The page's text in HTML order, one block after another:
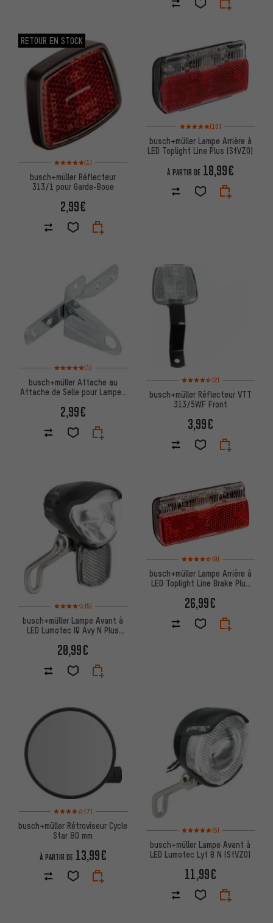
RETOUR EN STOCK
Note moyenne : 5 sur 5 d'après 1 avis
(1)
busch+müller Réflecteur
313/1 pour Garde-Boue
2,99€
Note moyenne : 5 sur 5 d'après
(10)
busch+müller Lampe Arrière à
LED Toplight Line Plus (StVZO)
À PARTIR DE 18,99€
Note moyenne : 5 sur 5 d'après 1 avis
(1)
busch+müller Attache au
Attache de Selle pour Lampes
2,99€
Note moyenne : 4,5 sur 5
(2)
busch+müller Réflecteur VTT
313/5WF Front
3,99€
Note moyenne : 4 sur 5 d'après 5 avis
(5)
busch+müller Lampe Avant à
LED Lumotec IQ Avy N Plus
20,99€
Note moyenne : 4,5 sur 5
(9)
busch+müller Lampe Arrière à
LED Toplight Line Brake Plus
26,99€
Note moyenne : 4 sur 5 d'après 7 avis
(7)
busch+müller Rétroviseur Cycle
Star 80 mm
À PARTIR DE 13,99€
Note moyenne : 5 sur 5
(5)
busch+müller Lampe Avant à
LED Lumotec Lyt B N (StVZO)
11,99€